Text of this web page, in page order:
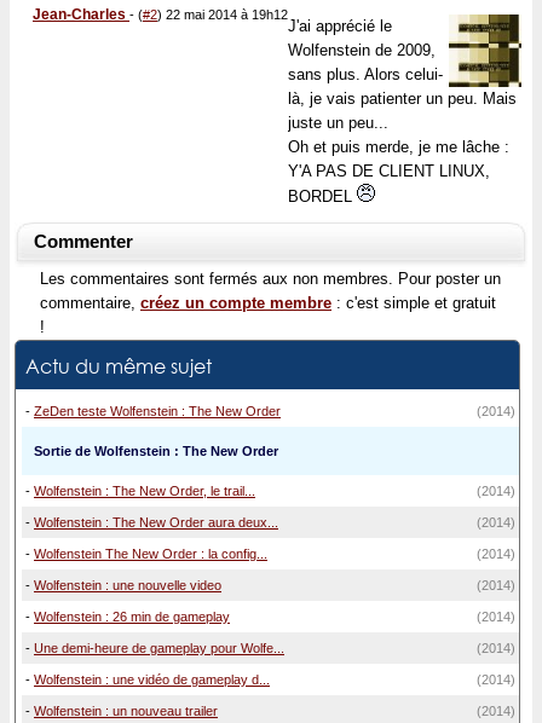
Jean-Charles - (#2) 22 mai 2014 à 19h12
J'ai apprécié le
Wolfenstein de 2009,
sans plus. Alors celui-
là, je vais patienter un peu. Mais
juste un peu...
Oh et puis merde, je me lâche :
Y'A PAS DE CLIENT LINUX,
BORDEL
Commenter
Les commentaires sont fermés aux non membres. Pour poster un
commentaire, créez un compte membre : c'est simple et gratuit
!
Actu du même sujet
- ZeDen teste Wolfenstein : The New Order (2014)
Sortie de Wolfenstein : The New Order
- Wolfenstein : The New Order, le trail... (2014)
- Wolfenstein : The New Order aura deux... (2014)
- Wolfenstein The New Order : la config... (2014)
- Wolfenstein : une nouvelle video (2014)
- Wolfenstein : 26 min de gameplay (2014)
- Une demi-heure de gameplay pour Wolfe... (2014)
- Wolfenstein : une vidéo de gameplay d... (2014)
- Wolfenstein : un nouveau trailer (2014)